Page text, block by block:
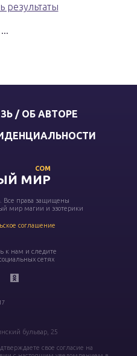
результаты
/ ОБ АВТОРЕ
МИР
COM
Все права защищены
мир магии и эзотерики
соглашение
к нам и следите
сетях
бульвар, 25
свое согласие на